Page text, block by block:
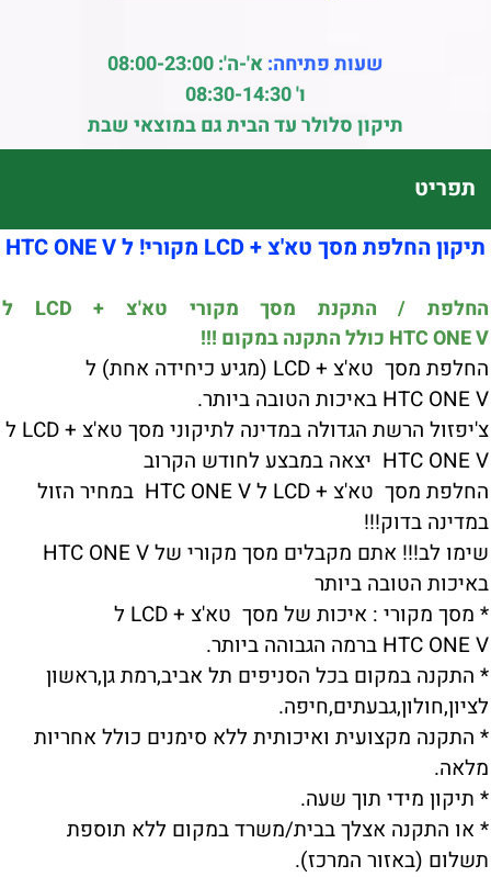
שעות פתיחה:א'-ה': 08:00-23:00
ו' 08:30-14:30
תיקון סלולר עד הבית גם במוצאי שבת
תפריט
תיקון החלפת מסך טא'צ + LCD מקורי! ל HTC ONE V
החלפת / התקנת מסך מקורי טא'צ + LCD ל
HTC ONE V כולל התקנה במקום !!!
החלפת מסך טא'צ + LCD (מגיע כיחידה אחת) ל
HTC ONE V באיכות הטובה ביותר.
צ'יפזול הרשת הגדולה במדינה לתיקוני מסך טא'צ + LCD ל
HTC ONE V יצאה במבצע לחודש הקרוב
החלפת מסך טא'צ + LCD ל HTC ONE V במחיר הזול
במדינה בדוק!!!
שימו לב!!! אתם מקבלים מסך מקורי של HTC ONE V
באיכות הטובה ביותר
* מסך מקורי : איכות של מסך טא'צ + LCD ל
HTC ONE V ברמה הגבוהה ביותר.
* התקנה במקום בכל הסניפים תל אביב,רמת גן,ראשון
לציון,חולון,גבעתים,חיפה.
* התקנה מקצועית ואיכותית ללא סימנים כולל אחריות
מלאה.
* תיקון מידי תוך שעה.
* או התקנה אצלך בבית/משרד במקום ללא תוספת
תשלום (באזור המרכז).